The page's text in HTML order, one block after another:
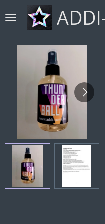
direct
hoofdinhoud